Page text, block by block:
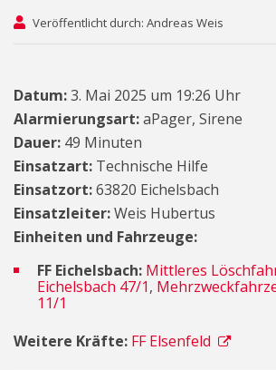
Veröffentlicht durch: Andreas Weis
Datum:3. Mai 2025 um 19:26 Uhr
Alarmierungsart:aPager, Sirene
Dauer: 49 Minuten
Einsatzart: Technische Hilfe
Einsatzort:63820 Eichelsbach
Einsatzleiter:Weis Hubertus
Einheiten und Fahrzeuge:
FF Eichelsbach: Mittleres
Eichelsbach 47/1,
11/1
Weitere Kräfte: FF Elsenfeld